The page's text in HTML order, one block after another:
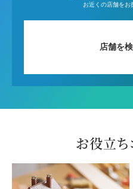
お近くの店舗をお
店舗を
お役立ち